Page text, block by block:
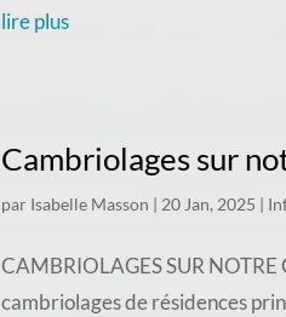
lire plus
Cambriolages sur
par Isabelle Masson | 20 Jan, 2025 |
CAMBRIOLAGES SUR NOTRE
cambriolages de résidences